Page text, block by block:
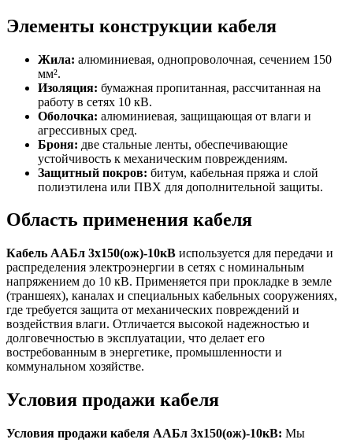
Элементы конструкции кабеля
Жила: алюминиевая, однопроволочная, сечением 150
мм².
Изоляция: бумажная пропитанная, рассчитанная на
работу в сетях 10 кВ.
Оболочка: алюминиевая, защищающая от влаги и
агрессивных сред.
Броня: две стальные ленты, обеспечивающие
устойчивость к механическим повреждениям.
Защитный покров: битум, кабельная пряжа и слой
полиэтилена или ПВХ для дополнительной защиты.
Область применения кабеля
Кабель ААБл 3х150(ож)-10кВ используется для передачи и
распределения электроэнергии в сетях с номинальным
напряжением до 10 кВ. Применяется при прокладке в земле
(траншеях), каналах и специальных кабельных сооружениях,
где требуется защита от механических повреждений и
воздействия влаги. Отличается высокой надежностью и
долговечностью в эксплуатации, что делает его
востребованным в энергетике, промышленности и
коммунальном хозяйстве.
Условия продажи кабеля
Условия продажи кабеля ААБл 3х150(ож)-10кВ: Мы